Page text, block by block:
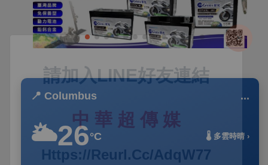
📍 Columbus ...
🌥️26°C 🌡️ 多雲時晴 ›